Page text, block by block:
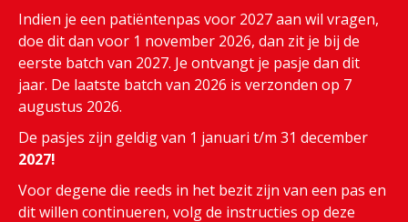
Indien je een patiëntenpas voor 2027 aan wil vragen,
doe dit dan voor 1 november 2026, dan zit je bij de
eerste batch van 2027. Je ontvangt je pasje dan dit
jaar. De laatste batch van 2026 is verzonden op 7
augustus 2026.
De pasjes zijn geldig van 1 januari t/m 31 december
2027!
Voor degene die reeds in het bezit zijn van een pas en
dit willen continueren, volg de instructies op deze